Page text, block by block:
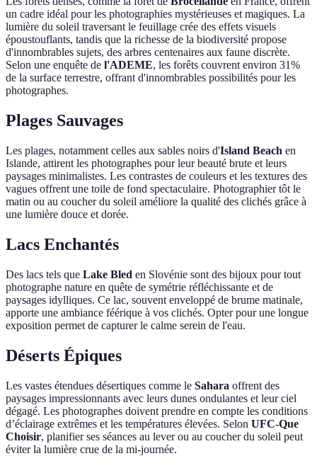
un cadre idéal pour les photographies mystérieuses et magiques. La
lumière du soleil traversant le feuillage crée des effets visuels
époustouflants, tandis que la richesse de la biodiversité propose
d'innombrables sujets, des arbres centenaires aux faune discrète.
Selon une enquête de l'ADEME, les forêts couvrent environ 31%
de la surface terrestre, offrant d'innombrables possibilités pour les
photographes.
Plages Sauvages
Les plages, notamment celles aux sables noirs d'Island Beach en
Islande, attirent les photographes pour leur beauté brute et leurs
paysages minimalistes. Les contrastes de couleurs et les textures des
vagues offrent une toile de fond spectaculaire. Photographier tôt le
matin ou au coucher du soleil améliore la qualité des clichés grâce à
une lumière douce et dorée.
Lacs Enchantés
Des lacs tels que Lake Bled en Slovénie sont des bijoux pour tout
photographe nature en quête de symétrie réfléchissante et de
paysages idylliques. Ce lac, souvent enveloppé de brume matinale,
apporte une ambiance féérique à vos clichés. Opter pour une longue
exposition permet de capturer le calme serein de l'eau.
Déserts Épiques
Les vastes étendues désertiques comme le Sahara offrent des
paysages impressionnants avec leurs dunes ondulantes et leur ciel
dégagé. Les photographes doivent prendre en compte les conditions
d’éclairage extrêmes et les températures élevées. Selon UFC-Que
Choisir, planifier ses séances au lever ou au coucher du soleil peut
éviter la lumière crue de la mi-journée.